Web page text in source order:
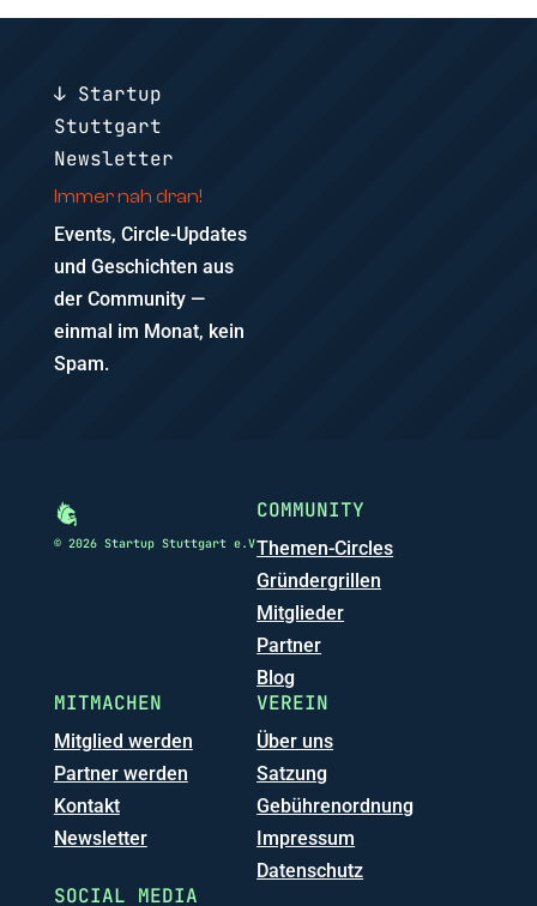
↓ Startup
Stuttgart
Newsletter
Immer nah dran!
Events, Circle-Updates
und Geschichten aus
der Community —
einmal im Monat, kein
Spam.
© 2026 Startup Stuttgart e.V
COMMUNITY
Themen-Circles
Gründergrillen
Mitglieder
Partner
Blog
MITMACHEN
Mitglied werden
Partner werden
Kontakt
Newsletter
VEREIN
Über uns
Satzung
Gebührenordnung
Impressum
Datenschutz
SOCIAL MEDIA